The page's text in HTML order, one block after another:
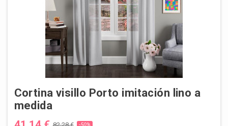
Cortina visillo Porto imitación lino a
medida
82,28 € -50%